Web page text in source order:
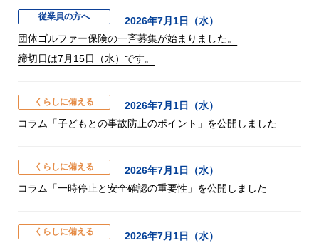
従業員の方へ
2026年7月1日（水）
団体ゴルファー保険の一斉募集が始まりました。
締切日は7月15日（水）です。
くらしに備える
2026年7月1日（水）
コラム「子どもとの事故防止のポイント」を公開しました
くらしに備える
2026年7月1日（水）
コラム「一時停止と安全確認の重要性」を公開しました
くらしに備える
2026年7月1日（水）